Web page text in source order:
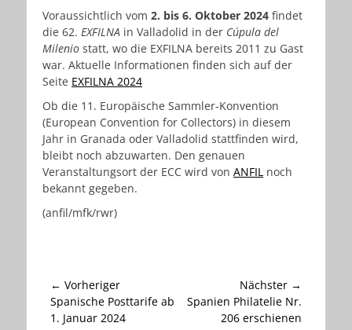
Voraussichtlich vom 2. bis 6. Oktober 2024 findet
die 62. EXFILNA in Valladolid in der Cúpula del
Milenio statt, wo die EXFILNA bereits 2011 zu Gast
war. Aktuelle Informationen finden sich auf der
Seite EXFILNA 2024
Ob die 11. Europäische Sammler-Konvention
(European Convention for Collectors) in diesem
Jahr in Granada oder Valladolid stattfinden wird,
bleibt noch abzuwarten. Den genauen
Veranstaltungsort der ECC wird von ANFIL noch
bekannt gegeben.
(anfil/mfk/rwr)
Beitragsnavigation
← Vorheriger
Vorheriger
Beitrag:
Spanische Posttarife ab
1. Januar 2024
Nächster →
Nächster
Spanien Philatelie Nr.
206 erschienen